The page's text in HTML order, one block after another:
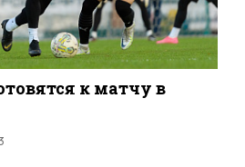
к матчу в